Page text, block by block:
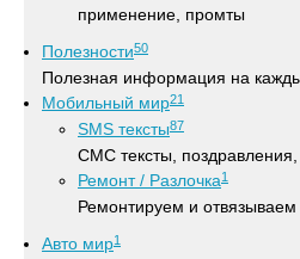
применение, промты
Полезности50
Полезная информация на
Мобильный мир21
SMS тексты87
СМС тексты,
Ремонт / Разлочка1
Ремонтируем и
Авто мир1